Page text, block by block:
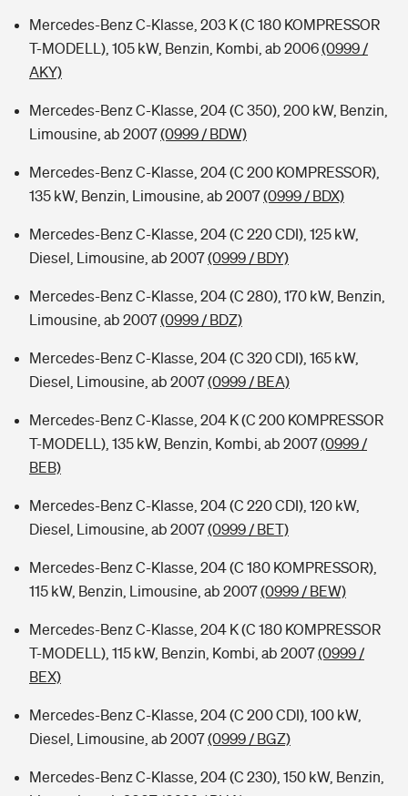
Mercedes-Benz C-Klasse, 203 K (C 180 KOMPRESSOR
T-MODELL), 105 kW, Benzin, Kombi, ab 2006(0999 /
AKY)
Mercedes-Benz C-Klasse, 204 (C 350), 200 kW, Benzin,
Limousine, ab 2007(0999 / BDW)
Mercedes-Benz C-Klasse, 204 (C 200 KOMPRESSOR),
135 kW, Benzin, Limousine, ab 2007(0999 / BDX)
Mercedes-Benz C-Klasse, 204 (C 220 CDI), 125 kW,
Diesel, Limousine, ab 2007(0999 / BDY)
Mercedes-Benz C-Klasse, 204 (C 280), 170 kW, Benzin,
Limousine, ab 2007(0999 / BDZ)
Mercedes-Benz C-Klasse, 204 (C 320 CDI), 165 kW,
Diesel, Limousine, ab 2007(0999 / BEA)
Mercedes-Benz C-Klasse, 204 K (C 200 KOMPRESSOR
T-MODELL), 135 kW, Benzin, Kombi, ab 2007(0999 /
BEB)
Mercedes-Benz C-Klasse, 204 (C 220 CDI), 120 kW,
Diesel, Limousine, ab 2007(0999 / BET)
Mercedes-Benz C-Klasse, 204 (C 180 KOMPRESSOR),
115 kW, Benzin, Limousine, ab 2007(0999 / BEW)
Mercedes-Benz C-Klasse, 204 K (C 180 KOMPRESSOR
T-MODELL), 115 kW, Benzin, Kombi, ab 2007(0999 /
BEX)
Mercedes-Benz C-Klasse, 204 (C 200 CDI), 100 kW,
Diesel, Limousine, ab 2007(0999 / BGZ)
Mercedes-Benz C-Klasse, 204 (C 230), 150 kW, Benzin,